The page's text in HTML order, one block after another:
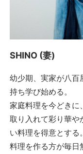
SHINO (妻)
幼少期、実家が八百
持ち学び始める。
家庭料理を今どきに
取り入れて彩り華や
い料理を得意とする。
料理を作る方が毎日